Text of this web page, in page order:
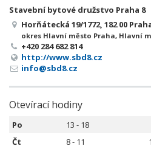
Stavební bytové družstvo Praha 8
Horňátecká 19/1772, 182 00
okres Hlavní město Praha, Hlavní
+420 284 682 814
http://www.sbd8.cz
info@sbd8.cz
Otevírací hodiny
Po
13 - 18
Čt
8 - 11